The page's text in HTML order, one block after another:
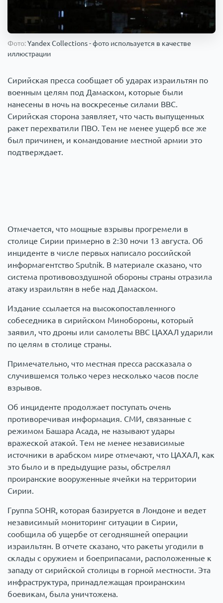
Происшествия
Армия
1000 мелочей
Фото:Yandex Collections - фото используется в качестве
иллюстрации
Сирийская пресса сообщает об ударах израильтян по
военным целям под Дамаском, которые были
нанесены в ночь на воскресенье силами ВВС.
Сирийская сторона заявляет, что часть выпущенных
ракет перехватили ПВО. Тем не менее ущерб все же
был причинен, и командование местной армии это
подтверждает.
Отмечается, что мощные взрывы прогремели в
столице Сирии примерно в 2:30 ночи 13 августа. Об
инциденте в числе первых написало российской
информагентство Sputnik. В материале сказано, что
система противовоздушной обороны страны отразила
атаку израильтян в небе над Дамаском.
Издание ссылается на высокопоставленного
собеседника в сирийском Минобороны, который
заявил, что дроны или самолеты ВВС ЦАХАЛ ударили
по целям в столице страны.
Примечательно, что местная пресса рассказала о
случившемся только через несколько часов после
взрывов.
Об инциденте продолжает поступать очень
противоречивая информация. СМИ, связанные с
режимом Башара Асада, не называют удары
вражеской атакой. Тем не менее независимые
источники в арабском мире отмечают, что ЦАХАЛ, как
это было и в предыдущие разы, обстрелял
проиранские вооруженные ячейки на территории
Сирии.
Группа SOHR, которая базируется в Лондоне и ведет
независимый мониторинг ситуации в Сирии,
сообщила об ущербе от сегодняшней операции
израильтян. В отчете сказано, что ракеты угодили в
склады с оружием и боеприпасами, расположенные к
западу от сирийской столицы в горной местности. Эта
инфраструктура, принадлежащая проиранским
боевикам, была уничтожена.